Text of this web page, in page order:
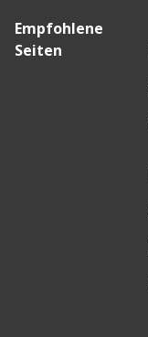
Empfohlene
Seiten